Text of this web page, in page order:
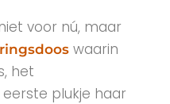
voor nú, maar
waarin
het
plukje haar